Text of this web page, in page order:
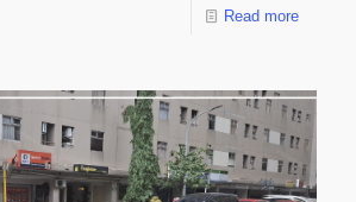
Read more